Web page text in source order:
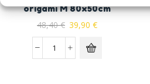
origami M 80x50cm
48,40€ 39,90 €